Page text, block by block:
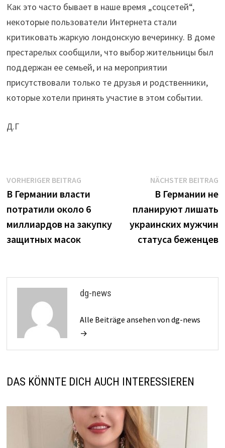
Как это часто бывает в наше время „соцсетей“,
некоторые пользователи Интернета стали
критиковать жаркую лондонскую вечеринку. В доме
престарелых сообщили, что выбор жительницы был
поддержан ее семьей, и на мероприятии
присутствовали только те друзья и родственники,
которые хотели принять участие в этом событии.
Д.Г
Beitrags-
Navigation
VORHERIGER BEITRAGVorheriger
Beitrag:
В Германии власти
потратили около 6
миллиардов на закупку
защитных масок
NÄCHSTER BEITRAG
В Германии не
планируют лишать
украинских мужчин
статуса беженцев
dg-news
Alle Beiträge ansehen von dg-news
→
DAS KÖNNTE DICH AUCH INTERESSIEREN